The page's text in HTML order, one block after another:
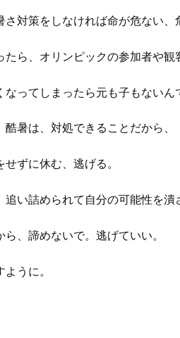
対策をしなければ命が危ない、
ら、オリンピックの参加者や観
ってしまったら元も子もないん
暑は、対処できることだから、
ずに休む、逃げる。
い詰められて自分の可能性を潰
、諦めないで。逃げていい。
うに。